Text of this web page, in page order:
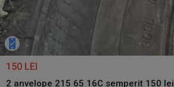
150 LEI
2 anvelope 215 65 16C semperit 150 lei